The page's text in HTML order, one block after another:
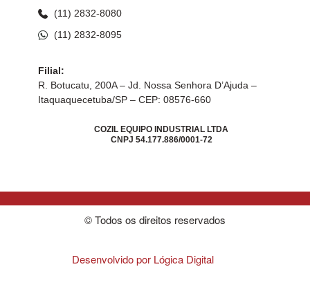
(11) 2832-8080
(11) 2832-8095
Filial:
R. Botucatu, 200A – Jd. Nossa Senhora D’Ajuda –
Itaquaquecetuba/SP – CEP: 08576-660
COZIL EQUIPO INDUSTRIAL LTDA
CNPJ 54.177.886/0001-72
© Todos os direitos reservados
Desenvolvido por Lógica Digital